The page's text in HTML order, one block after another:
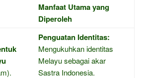
Manfaat Utama yang
Diperoleh
Penguatan Identitas:
Mengukuhkan identitas
Melayu sebagai akar
Sastra Indonesia.